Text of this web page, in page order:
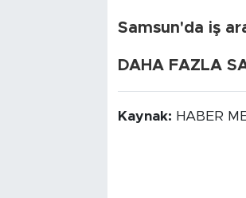
Samsun'da iş
DAHA FAZLA
Kaynak: HABER